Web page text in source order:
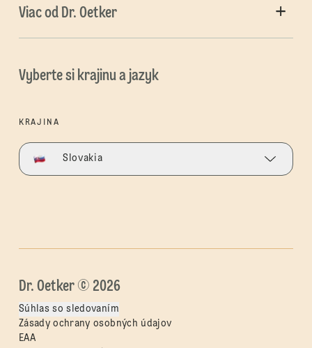
Viac od Dr. Oetker
Vyberte si krajinu a jazyk
KRAJINA
Slovakia
Dr. Oetker © 2026
Súhlas so sledovaním
Zásady ochrany osobných údajov
EAA